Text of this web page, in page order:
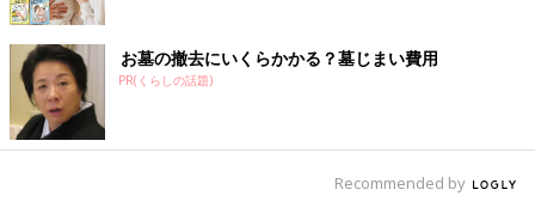
twins_towakoさんのお子さんは、中のインナーとジャケット、
デニム素材のボトムスとブーツをおそろいにしてみたんだそう♪
ほぼ全身おそろいで、グッと仲良し感が伝わってきますよね。フ
ァッショナブルでおしゃれなコーデ！とってもお似合いですよ
ね。
久しぶりにおそろいのリンクコーデで、3人ともキ
お墓の撤去にいくらかかる？墓じまい費用
PR(くらしの話題)
Recommended by